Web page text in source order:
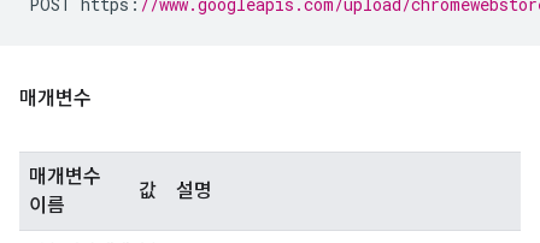
매개변수
매개변수
이름
값 설명